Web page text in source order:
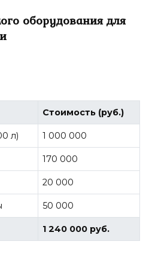
оборудования для
Стоимость (руб.)
л) 1 000 000
170 000
20 000
50 000
1 240 000 руб.